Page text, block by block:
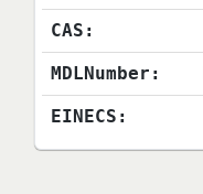
CAS:
MDLNumber:
EINECS: